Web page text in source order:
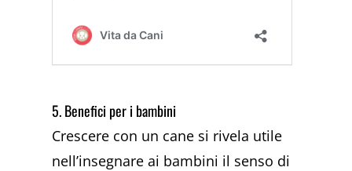
5. Benefici per i bambini
Crescere con un cane si rivela utile
nell’insegnare ai bambini il senso di